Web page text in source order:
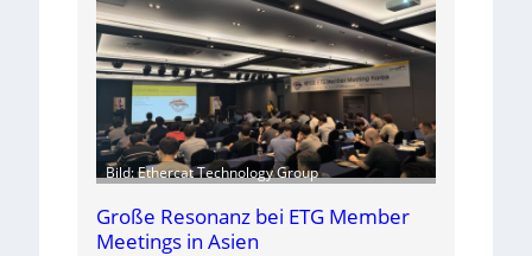
Bild: Ethercat Technology Group
Große Resonanz bei ETG Member
Meetings in Asien